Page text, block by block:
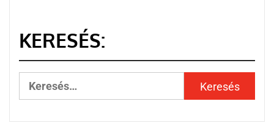
KERESÉS: